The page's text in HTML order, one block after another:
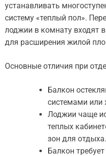
устанавливать
систему «теплый пол».
лоджии в комнату входят
для расширения жилой
Основные отличия при
Балкон
системами
Лоджии чаще
теплых
зон для отдыха.
Балкон